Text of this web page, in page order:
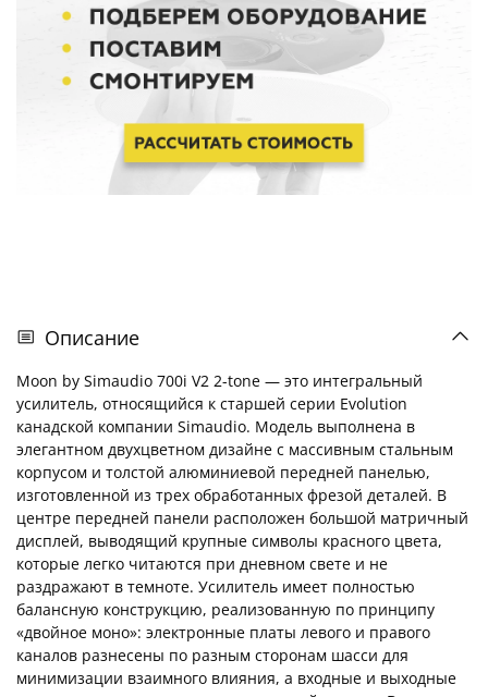
Описание
Moon by Simaudio 700i V2 2-tone — это интегральный
усилитель, относящийся к старшей серии Evolution
канадской компании Simaudio. Модель выполнена в
элегантном двухцветном дизайне с массивным стальным
корпусом и толстой алюминиевой передней панелью,
изготовленной из трех обработанных фрезой деталей. В
центре передней панели расположен большой матричный
дисплей, выводящий крупные символы красного цвета,
которые легко читаются при дневном свете и не
раздражают в темноте. Усилитель имеет полностью
балансную конструкцию, реализованную по принципу
«двойное моно»: электронные платы левого и правого
каналов разнесены по разным сторонам шасси для
минимизации взаимного влияния, а входные и выходные